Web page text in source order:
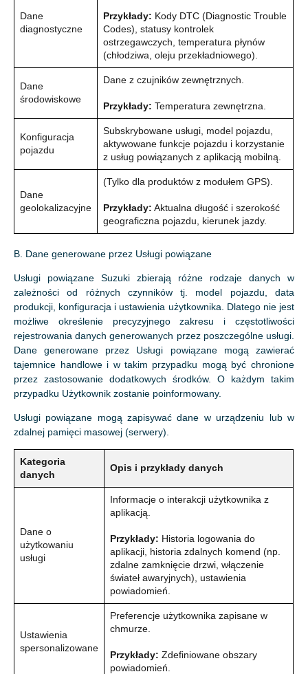
Dane
diagnostyczne
Przykłady: Kody DTC (Diagnostic Trouble
Codes), statusy kontrolek
ostrzegawczych, temperatura płynów
(chłodziwa, oleju przekładniowego).
Dane
środowiskowe
Dane z czujników zewnętrznych.
Przykłady: Temperatura zewnętrzna.
Konfiguracja
pojazdu
Subskrybowane usługi, model pojazdu,
aktywowane funkcje pojazdu i korzystanie
z usług powiązanych z aplikacją mobilną.
Dane
geolokalizacyjne
(Tylko dla produktów z modułem GPS).
Przykłady: Aktualna długość i szerokość
geograficzna pojazdu, kierunek jazdy.
B. Dane generowane przez Usługi powiązane
Usługi powiązane Suzuki zbierają różne rodzaje danych w
zależności od różnych czynników tj. model pojazdu, data
produkcji, konfiguracja i ustawienia użytkownika. Dlatego nie jest
możliwe określenie precyzyjnego zakresu i częstotliwości
rejestrowania danych generowanych przez poszczególne usługi.
Dane generowane przez Usługi powiązane mogą zawierać
tajemnice handlowe i w takim przypadku mogą być chronione
przez zastosowanie dodatkowych środków. O każdym takim
przypadku Użytkownik zostanie poinformowany.
Usługi powiązane mogą zapisywać dane w urządzeniu lub w
zdalnej pamięci masowej (serwery).
Kategoria
danych
Opis i przykłady danych
Dane o
użytkowaniu
usługi
Informacje o interakcji użytkownika z
aplikacją.
Przykłady: Historia logowania do
aplikacji, historia zdalnych komend (np.
zdalne zamknięcie drzwi, włączenie
świateł awaryjnych), ustawienia
powiadomień.
Ustawienia
spersonalizowane
Preferencje użytkownika zapisane w
chmurze.
Przykłady: Zdefiniowane obszary
powiadomień.